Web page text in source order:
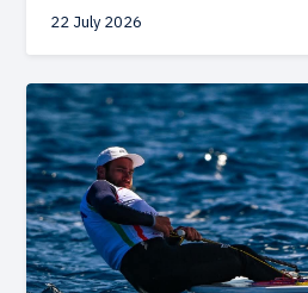
22 July 2026